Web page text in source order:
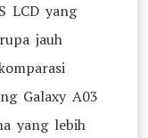
LCD yang
jauh
Galaxy A03
yang lebih